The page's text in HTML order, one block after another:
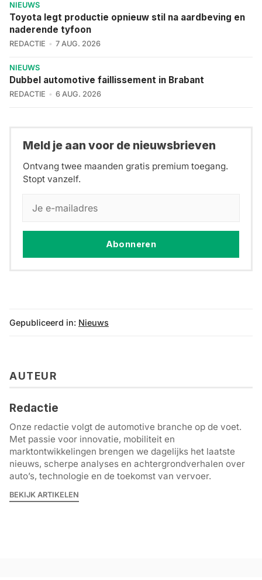
NIEUWS
Toyota legt productie opnieuw stil na aardbeving en
naderende tyfoon
REDACTIE 7 AUG. 2026
NIEUWS
Dubbel automotive faillissement in Brabant
REDACTIE 6 AUG. 2026
Meld je aan voor de nieuwsbrieven
Ontvang twee maanden gratis premium toegang.
Stopt vanzelf.
Abonneren
Gepubliceerd in: Nieuws
AUTEUR
Redactie
Onze redactie volgt de automotive branche op de voet.
Met passie voor innovatie, mobiliteit en
marktontwikkelingen brengen we dagelijks het laatste
nieuws, scherpe analyses en achtergrondverhalen over
auto’s, technologie en de toekomst van vervoer.
BEKIJK ARTIKELEN